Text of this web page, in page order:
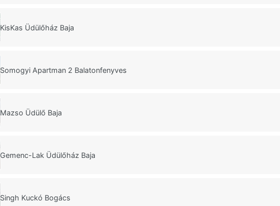
KisKas Üdülőház Baja
Somogyi Apartman 2 Balatonfenyves
Mazso Üdülő Baja
Gemenc-Lak Üdülőház Baja
Singh Kuckó Bogács